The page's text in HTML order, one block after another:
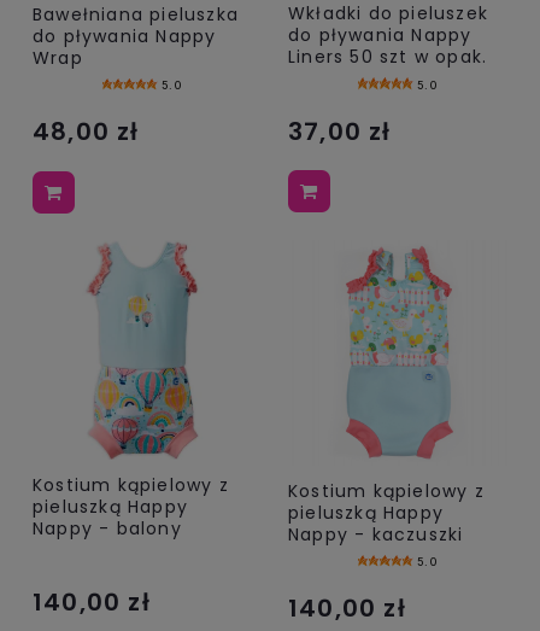
Bawełniana pieluszka
do pływania Nappy
Wrap
5.0
48,00 zł
Wkładki do pieluszek
do pływania Nappy
Liners 50 szt w opak.
5.0
37,00 zł
Kostium kąpielowy z
pieluszką Happy
Nappy - balony
140,00 zł
Kostium kąpielowy z
pieluszką Happy
Nappy - kaczuszki
5.0
140,00 zł